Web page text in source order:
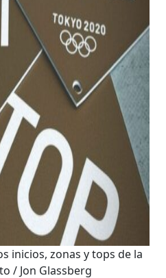
inicios, zonas y tops de la
/ Jon Glassberg